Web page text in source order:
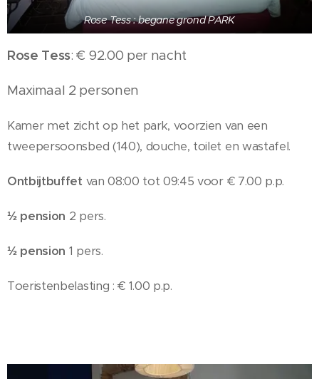
Rose Tess : begane grond PARK
Rose Tess: € 92.00 per nacht
Maximaal 2 personen
Kamer met zicht op het park, voorzien van een
tweepersoonsbed (140), douche, toilet en wastafel.
Ontbijtbuffet van 08:00 tot 09:45 voor € 7.00 p.p.
½ pension 2 pers.
½ pension 1 pers.
Toeristenbelasting : € 1.00 p.p.